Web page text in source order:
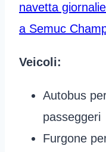
navetta
a Semuc
Veicoli:
Autobus
passeggeri
Furgone